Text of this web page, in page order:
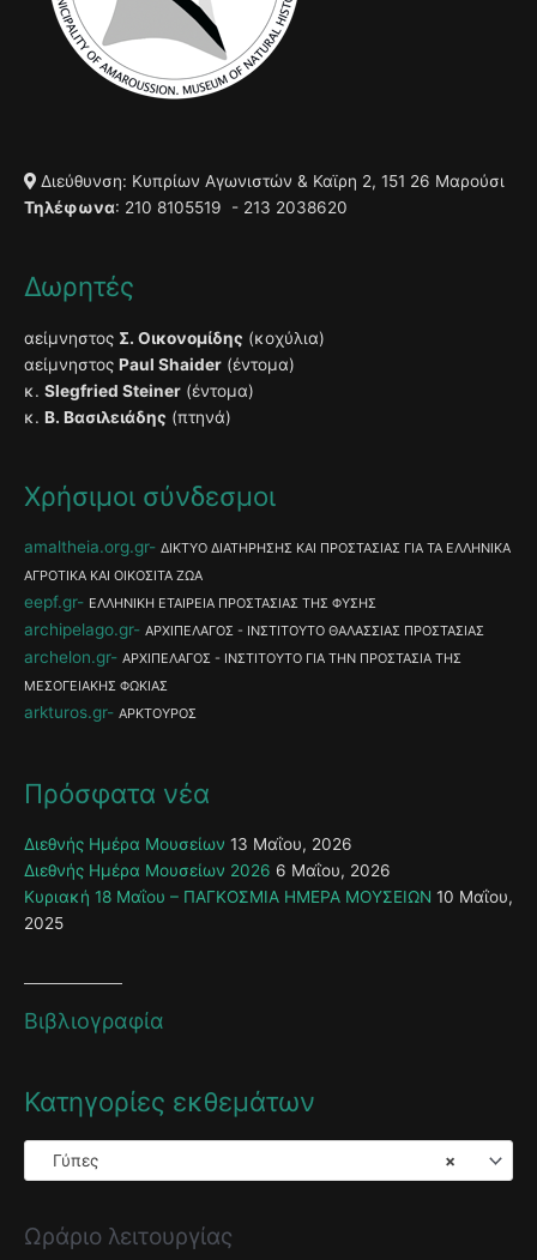
Διεύθυνση: Κυπρίων Αγωνιστών & Καϊρη 2, 151 26 Μαρούσι
Τηλέφωνα: 210 8105519 - 213 2038620
Δωρητές
αείμνηστος Σ. Οικονομίδης (κοχύλια)
αείμνηστος Paul Shaider (έντομα)
κ. Slegfried Steiner (έντομα)
κ. Β. Βασιλειάδης (πτηνά)
Χρήσιμοι σύνδεσμοι
amaltheia.org.gr
ΔΙΚΤΥΟ ΔΙΑΤΗΡΗΣΗΣ ΚΑΙ ΠΡΟΣΤΑΣΙΑΣ ΓΙΑ ΤΑ ΕΛΛΗΝΙΚΑ
ΑΓΡΟΤΙΚΑ ΚΑΙ ΟΙΚΟΣΙΤΑ ΖΩΑ
eepf.gr ΕΛΛΗΝΙΚΗ ΕΤΑΙΡΕΙΑ ΠΡΟΣΤΑΣΙΑΣ ΤΗΣ ΦΥΣΗΣ
archipelago.gr ΑΡΧΙΠΕΛΑΓΟΣ - ΙΝΣΤΙΤΟΥΤΟ ΘΑΛΑΣΣΙΑΣ ΠΡΟΣΤΑΣΙΑΣ
archelon.gr
ΑΡΧΙΠΕΛΑΓΟΣ - ΙΝΣΤΙΤΟΥΤΟ ΓΙΑ ΤΗΝ ΠΡΟΣΤΑΣΙΑ ΤΗΣ
ΜΕΣΟΓΕΙΑΚΗΣ ΦΩΚΙΑΣ
arkturos.gr ΑΡΚΤΟΥΡΟΣ
Πρόσφατα νέα
Διεθνής Ημέρα Μουσείων 13 Μαΐου, 2026
Διεθνής Ημέρα Μουσείων 2026 6 Μαΐου, 2026
Κυριακή 18 Μαΐου – ΠΑΓΚΟΣΜΙΑ ΗΜΕΡΑ ΜΟΥΣΕΙΩΝ 10 Μαΐου,
2025
Βιβλιογραφία
Κατηγορίες εκθεμάτων
×
Γύπες
Ωράριο λειτουργίας